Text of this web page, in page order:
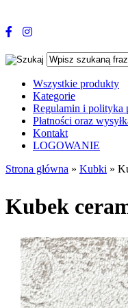
Wszystkie produkty
Kategorie
Regulamin i polityka
Płatności oraz
Kontakt
LOGOWANIE
Strona główna » Kubki »
Kubek